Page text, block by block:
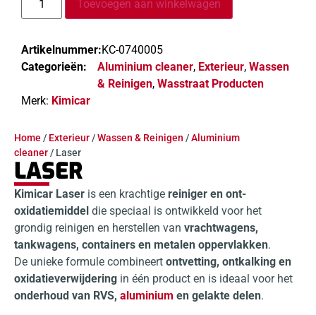
Home / Exterieur /Wassen & Reinigen /Aluminium
cleaner / Laser
LASER
Kimicar Laser is een krachtige reiniger en ont-
oxidatiemiddel die speciaal is ontwikkeld voor het
grondig reinigen en herstellen van vrachtwagens,
tankwagens, containers en metalen oppervlakken.
De unieke formule combineert ontvetting, ontkalking en
oxidatieverwijdering in één product en is ideaal voor het
onderhoud van RVS, aluminium en gelakte delen.
Toevoegen aan winkelwagen
Artikelnummer:KC-0740005
Categorieën:
Aluminium cleaner, Exterieur, Wassen
& Reinigen, Wasstraat Producten
Merk: Kimicar